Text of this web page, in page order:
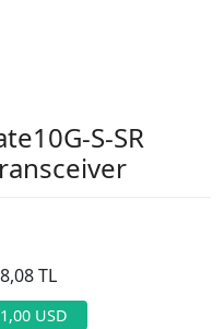
S-SR
TL
USD